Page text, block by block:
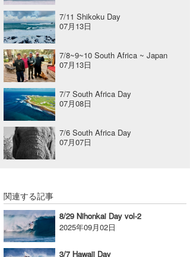
7/11 Shikoku Day
07月13日
7/8~9~10 South Africa ~ Japan
07月13日
7/7 South Africa Day
07月08日
7/6 South Africa Day
07月07日
関連する記事
8/29 Nihonkai Day vol-2
2025年09月02日
3/7 Hawaii Day